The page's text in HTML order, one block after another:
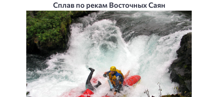
Сплав по рекам Восточных Саян